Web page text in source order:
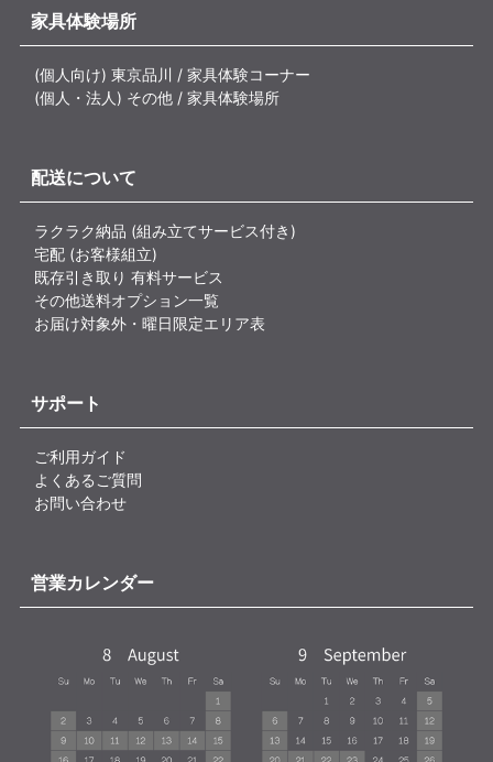
家具体験場所
(個人向け) 東京品川 / 家具体験コーナー
(個人・法人) その他 / 家具体験場所
配送について
ラクラク納品 (組み立てサービス付き)
宅配 (お客様組立)
既存引き取り 有料サービス
その他送料オプション一覧
お届け対象外・曜日限定エリア表
サポート
ご利用ガイド
よくあるご質問
お問い合わせ
営業カレンダー